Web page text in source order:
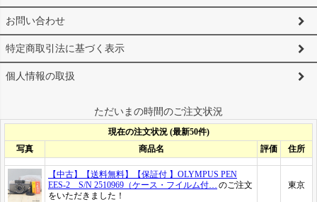
お問い合わせ
特定商取引法に基づく表示
個人情報の取扱
ただいまの時間のご注文状況